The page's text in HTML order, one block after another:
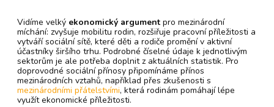
Vidíme velký ekonomický argument pro mezinárodní
míchání: zvyšuje mobilitu rodin, rozšiřuje pracovní příležitosti a
vytváří sociální sítě, které děti a rodiče promění v aktivní
účastníky širšího trhu. Podrobné číselné údaje k jednotlivým
sektorům je ale potřeba doplnit z aktuálních statistik. Pro
doprovodné sociální přínosy připomínáme přínos
mezinárodních vztahů, například přes zkušenosti s
mezinárodními přátelstvími, která rodinám pomáhají lépe
využít ekonomické příležitosti.